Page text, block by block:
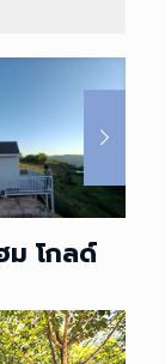
บ้าน
ม โกลด์